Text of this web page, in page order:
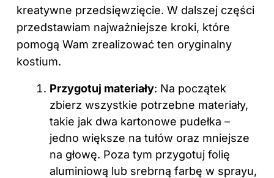
kreatywne przedsięwzięcie. W dalszej części
przedstawiam najważniejsze kroki, które
pomogą Wam zrealizować ten oryginalny
kostium.
Przygotuj materiały: Na początek
zbierz wszystkie potrzebne materiały,
takie jak dwa kartonowe pudełka –
jedno większe na tułów oraz mniejsze
na głowę. Poza tym przygotuj folię
aluminiową lub srebrną farbę w sprayu,